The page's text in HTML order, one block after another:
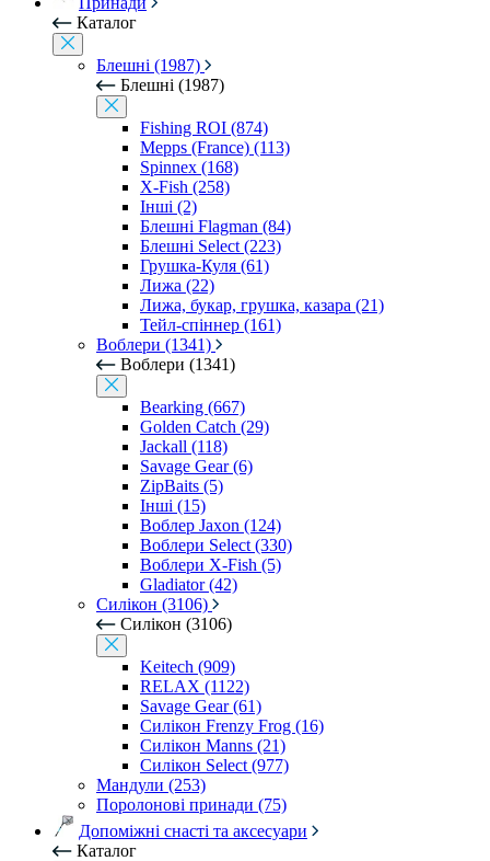
Каталог
Блешні (1987)
Блешні (1987)
Fishing ROI (874)
Mepps (France) (113)
Spinnex (168)
X-Fish (258)
Інші (2)
Блешні Flagman (84)
Блешні Select (223)
Грушка-Куля (61)
Лижа (22)
Лижа, букар, грушка, казара (21)
Тейл-спіннер (161)
Воблери (1341)
Воблери (1341)
Bearking (667)
Golden Catch (29)
Jackall (118)
Savage Gear (6)
ZipBaits (5)
Інші (15)
Воблер Jaxon (124)
Воблери Select (330)
Воблери X-Fish (5)
Gladiator (42)
Силікон (3106)
Силікон (3106)
Keitech (909)
RELAX (1122)
Savage Gear (61)
Силікон Frenzy Frog (16)
Силікон Manns (21)
Силікон Select (977)
Мандули (253)
Поролонові принади (75)
Допоміжні снасті та аксесуари
Каталог